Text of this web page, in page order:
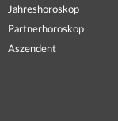
Jahreshoroskop
Partnerhoroskop
Aszendent